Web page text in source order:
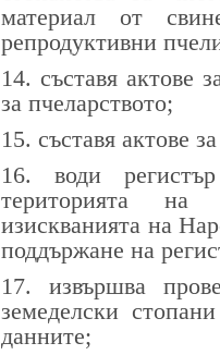
материал от
репродуктивни
14. съставя актове
за пчеларството;
15. съставя актове
16. води
територията на
изискванията на
поддържане на
17. извършва
земеделски
данните;